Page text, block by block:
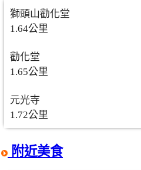
獅頭山勸化堂
1.64公里
勸化堂
1.65公里
元光寺
1.72公里
附近美食